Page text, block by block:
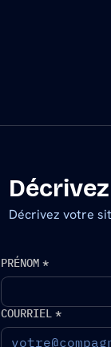
Décrivez votre
PRÉNOM *
COURRIEL *